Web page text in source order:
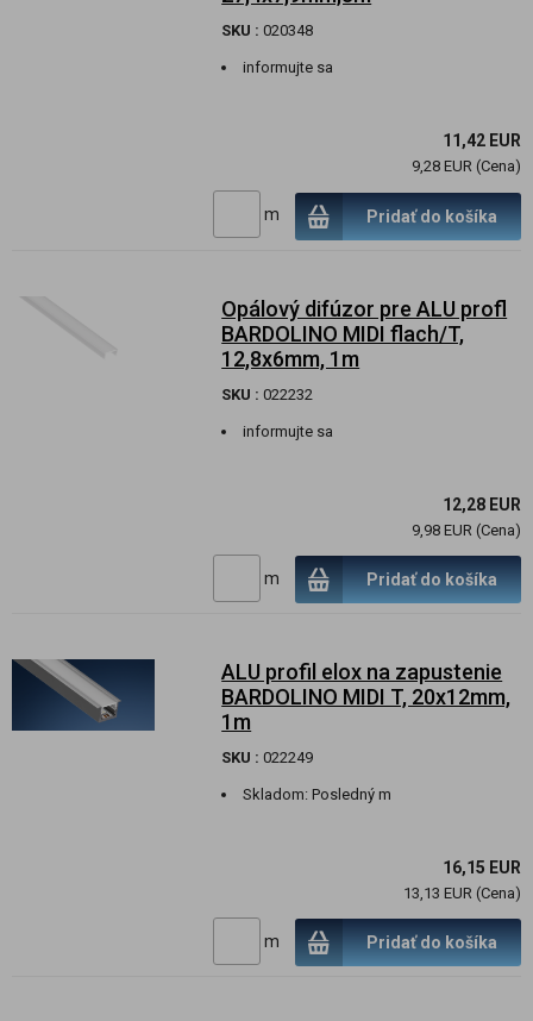
SKU : 020348
informujte sa
11,42 EUR
9,28 EUR (Cena)
m Pridať do košíka
Opálový difúzor pre ALU profl
BARDOLINO MIDI flach/T,
12,8x6mm, 1m
SKU : 022232
informujte sa
12,28 EUR
9,98 EUR (Cena)
m Pridať do košíka
ALU profil elox na zapustenie
BARDOLINO MIDI T, 20x12mm,
1m
SKU : 022249
Skladom:Posledný m
16,15 EUR
13,13 EUR (Cena)
m Pridať do košíka